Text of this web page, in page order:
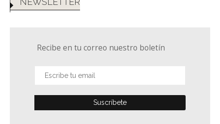
Recibe en tu correo nuestro boletín